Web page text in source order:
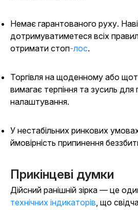
Немає гарантованого руху.
дотримуватиметеся всіх
отримати стоп-лос.
Торгівля на щоденному або
вимагає терпіння та зусиль
налаштування.
У нестабільних ринкових
ймовірність припинення
Прикінцеві думки
Дійсний ранішній зірка — це
технічних індикаторів , що